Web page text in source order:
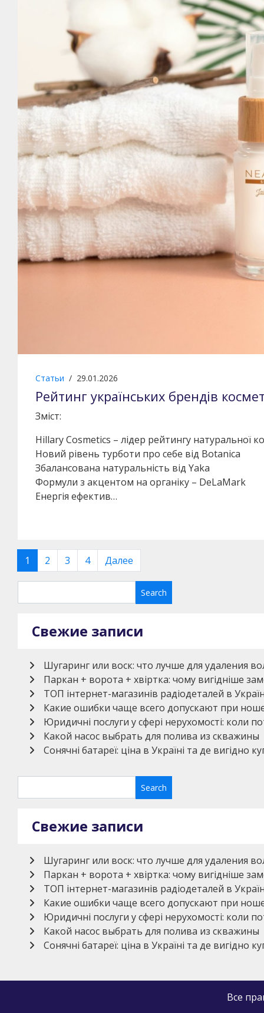
Статьи / 29.01.2026
Рейтинг українських брендів
Зміст:
Hillary Cosmetics – лідер рейтингу натуральної
Новий рівень турботи про себе від Botanica
Збалансована натуральність від Yaka
Формули з акцентом на органіку – DeLaMark
Енергія ефектив…
Навигация
по
1 2 3 4 Далее
Свежие записи
Шугаринг или воск: что лучше для удаления
Паркан + ворота + хвіртка: чому вигідніше
ТОП інтернет-магазинів радіодеталей в
Какие ошибки чаще всего допускают при
Юридичні послуги у сфері нерухомості: коли
Какой насос выбрать для полива из скважины
Сонячні батареї: ціна в Україні та де вигідно
Свежие записи
Шугаринг или воск: что лучше для удаления
Паркан + ворота + хвіртка: чому вигідніше
ТОП інтернет-магазинів радіодеталей в
Какие ошибки чаще всего допускают при
Юридичні послуги у сфері нерухомості: коли
Какой насос выбрать для полива из скважины
Сонячні батареї: ціна в Україні та де вигідно
Все